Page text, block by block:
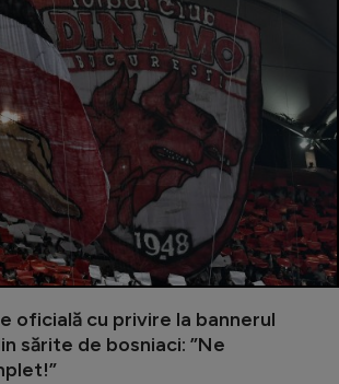
oficială cu privire la bannerul
sărite de bosniaci: ”Ne